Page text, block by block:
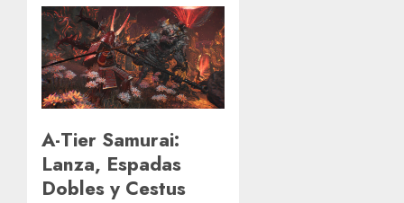
A-Tier Samurai:
Lanza, Espadas
Dobles y Cestus